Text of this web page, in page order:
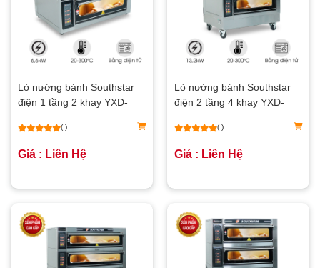
Lò nướng bánh Southstar
điện 1 tầng 2 khay YXD-
( )
Giá : Liên Hệ
Lò nướng bánh Southstar
điện 2 tầng 4 khay YXD-
( )
Giá : Liên Hệ